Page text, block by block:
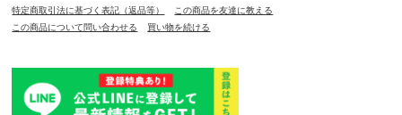
特定商取引法に基づく表記（返品等）
この商品を友達に教える
この商品について問い合わせる
買い物を続ける